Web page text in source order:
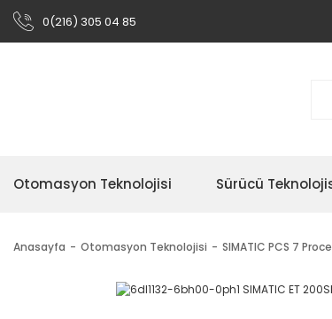
0(216) 305 04 85
Otomasyon Teknolojisi Sürücü
Anasayfa Otomasyon Teknolojisi SIMATIC PCS 7